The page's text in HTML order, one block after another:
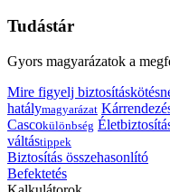
Tudástár
Gyors magyarázatok a
Mire figyelj
hatálymagyarázat
Cascokülönbség
váltástippek
Biztosítás összehasonlító
Befektetés